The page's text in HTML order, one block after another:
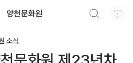
양천문화원
소식